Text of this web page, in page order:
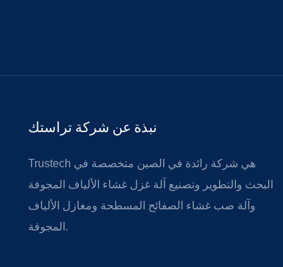
نبذة عن شركة تراستك
Trustech هي شركة رائدة في الصين متخصصة في
البحث والتطوير وتصنيع آلة غزل غشاء الألياف المجوفة
وآلة صب غشاء الصفائح المسطحة ومغازل الألياف
المجوفة.